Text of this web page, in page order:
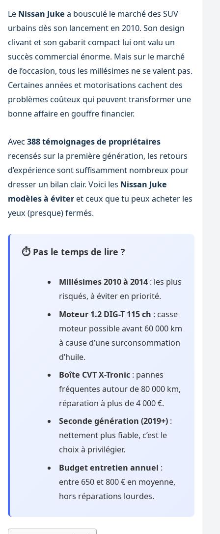
Le Nissan Juke a bousculé le marché des SUV
urbains dès son lancement en 2010. Son design
clivant et son gabarit compact lui ont valu un
succès commercial énorme. Mais sur le marché
de l’occasion, tous les millésimes ne se valent pas.
Certaines années et motorisations cachent des
problèmes coûteux qui peuvent transformer une
bonne affaire en gouffre financier.
Avec 388 témoignages de propriétaires
recensés sur la première génération, les retours
d’expérience sont suffisamment nombreux pour
dresser un bilan clair. Voici les Nissan Juke
modèles à éviteret ceux que tu peux acheter les
yeux (presque) fermés.
⏱ Pas le temps de lire ?
Millésimes 2010 à 2014: les plus
risqués, à éviter en priorité.
Moteur 1.2 DIG-T 115 ch : casse
moteur possible avant 60 000 km
à cause d’une surconsommation
d’huile.
Boîte CVT X-Tronic: pannes
fréquentes autour de 80 000 km,
réparation à plus de 4 000 €.
Seconde génération (2019+):
nettement plus fiable, c’est le
choix à privilégier.
Budget entretien annuel :
entre 650 et 800 € en moyenne,
hors réparations lourdes.